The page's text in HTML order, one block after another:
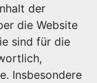
der
die Website
sind für die
Insbesondere